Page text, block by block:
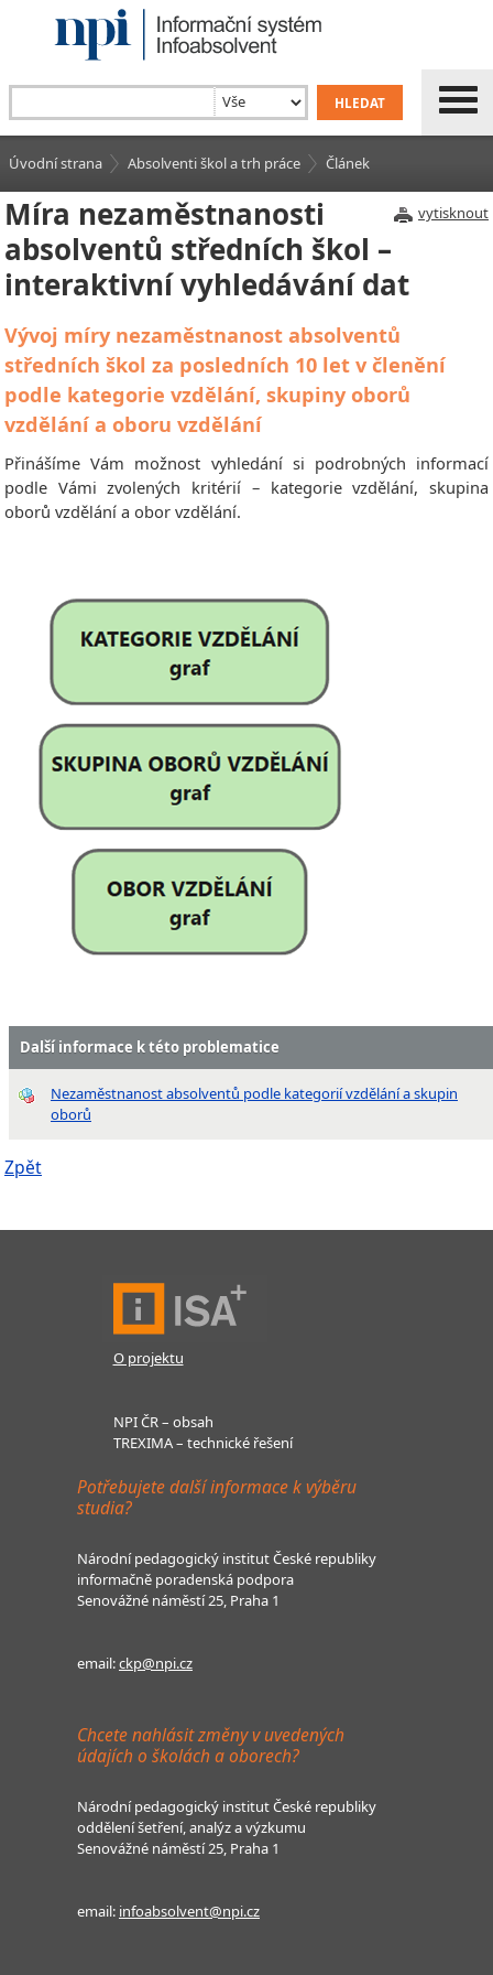
Úvodní strana Absolventi škol a trh práce Článek
vytisknout
Míra nezaměstnanosti
absolventů středních škol –
interaktivní vyhledávání dat
Vývoj míry nezaměstnanost absolventů
středních škol za posledních 10 let v členění
podle kategorie vzdělání, skupiny oborů
vzdělání a oboru vzdělání
Přinášíme Vám možnost vyhledání si podrobných informací
podle Vámi zvolených kritérií – kategorie vzdělání, skupina
oborů vzdělání a obor vzdělání.
Další informace k této problematice
Nezaměstnanost absolventů podle kategorií vzdělání a skupin
oborů
Zpět
O projektu
NPI ČR – obsah
TREXIMA – technické řešení
Potřebujete další informace k výběru
studia?
Národní pedagogický institut České republiky
informačně poradenská podpora
Senovážné náměstí 25, Praha 1
email:ckp@npi.cz
Chcete nahlásit změny v uvedených
údajích o školách a oborech?
Národní pedagogický institut České republiky
oddělení šetření, analýz a výzkumu
Senovážné náměstí 25, Praha 1
email: infoabsolvent@npi.cz